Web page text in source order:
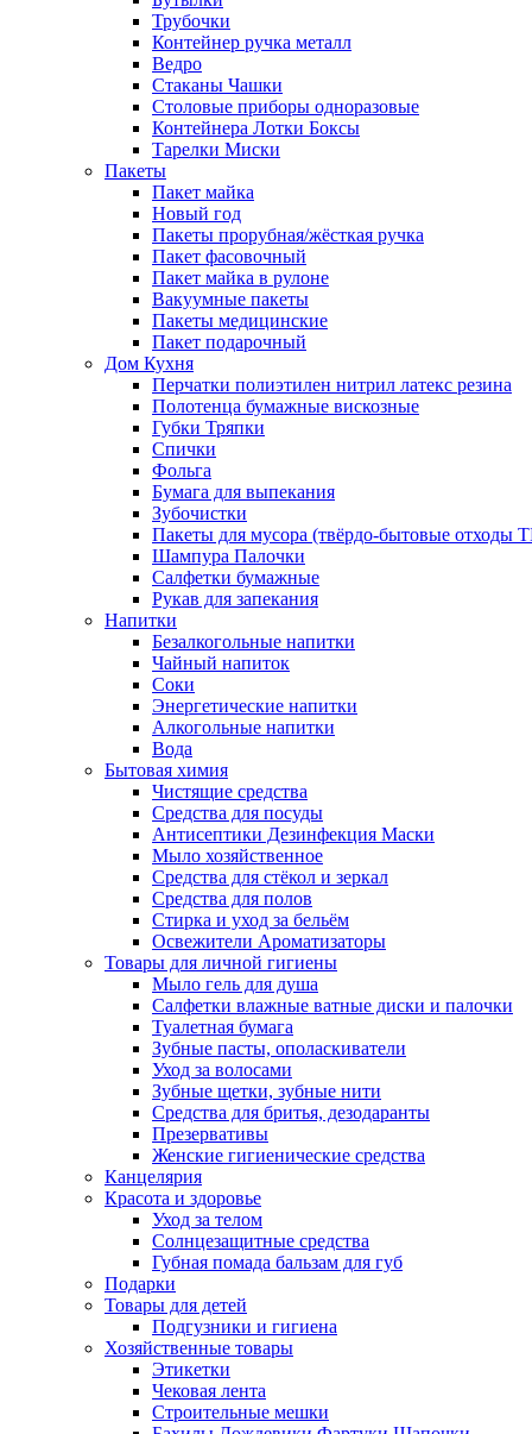
Трубочки
Контейнер ручка металл
Ведро
Стаканы Чашки
Столовые приборы одноразовые
Контейнера Лотки Боксы
Тарелки Миски
Пакеты
Пакет майка
Новый год
Пакеты прорубная/жёсткая ручка
Пакет фасовочный
Пакет майка в рулоне
Вакуумные пакеты
Пакеты медицинские
Пакет подарочный
Дом Кухня
Перчатки полиэтилен нитрил латекс резина
Полотенца бумажные вискозные
Губки Тряпки
Спички
Фольга
Бумага для выпекания
Зубочистки
Пакеты для мусора (твёрдо-бытовые отходы
Шампура Палочки
Салфетки бумажные
Рукав для запекания
Напитки
Безалкогольные напитки
Чайный напиток
Соки
Энергетические напитки
Алкогольные напитки
Вода
Бытовая химия
Чистящие средства
Средства для посуды
Антисептики Дезинфекция Маски
Мыло хозяйственное
Средства для стёкол и зеркал
Средства для полов
Стирка и уход за бельём
Освежители Ароматизаторы
Товары для личной гигиены
Мыло гель для душа
Салфетки влажные ватные диски и палочки
Туалетная бумага
Зубные пасты, ополаскиватели
Уход за волосами
Зубные щетки, зубные нити
Средства для бритья, дезодаранты
Презервативы
Женские гигиенические средства
Канцелярия
Красота и здоровье
Уход за телом
Солнцезащитные средства
Губная помада бальзам для губ
Подарки
Товары для детей
Подгузники и гигиена
Хозяйственные товары
Этикетки
Чековая лента
Строительные мешки